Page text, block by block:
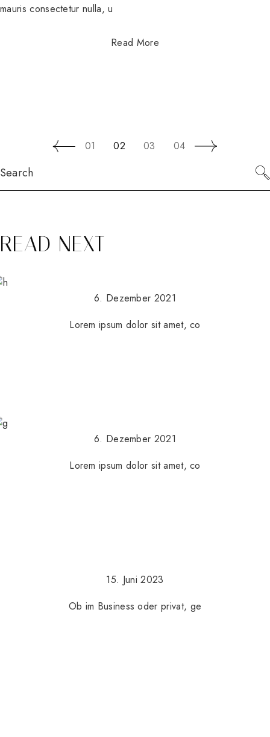
mauris consectetur nulla, u
Read More
DER
01 02 03
04
READ NEXT
6. Dezember 2021
Lorem ipsum dolor sit amet, co
6. Dezember 2021
Lorem ipsum dolor sit amet, co
15. Juni 2023
Ob im Business oder privat, ge